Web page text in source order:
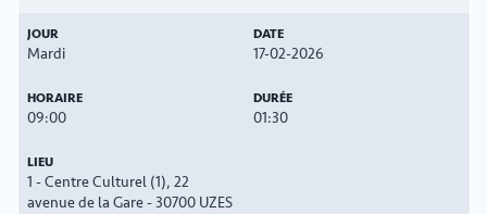
Mardi 17-02-2026
09:00 01:30
1 - Centre Culturel (1), 22
avenue de la Gare - 30700 UZES